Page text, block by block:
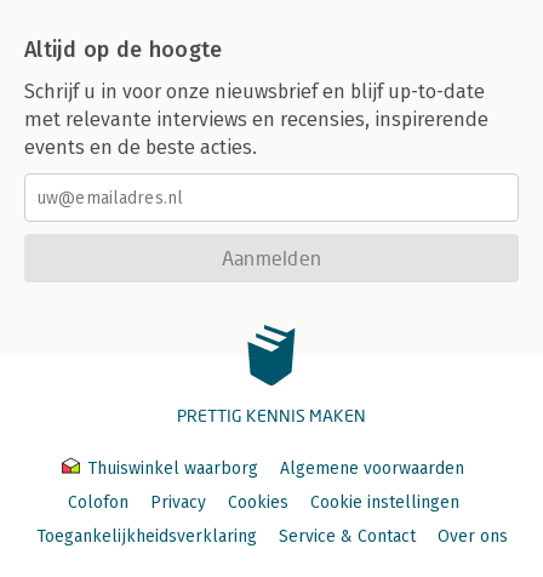
Altijd op de hoogte
Schrijf u in voor onze nieuwsbrief en blijf up-to-date
met relevante interviews en recensies, inspirerende
events en de beste acties.
Aanmelden
PRETTIG KENNIS MAKEN
Thuiswinkel waarborg
Algemene voorwaarden
Colofon
Privacy Cookies
Cookie instellingen
Toegankelijkheidsverklaring
Service & Contact Over ons